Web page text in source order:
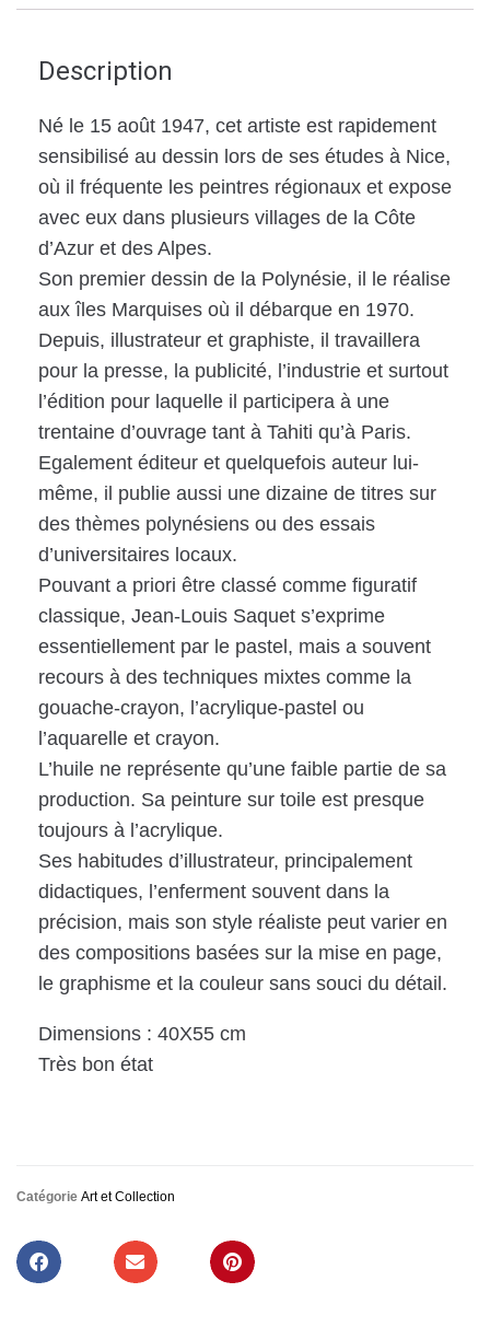
Description
Né le 15 août 1947, cet artiste est rapidement
sensibilisé au dessin lors de ses études à Nice,
où il fréquente les peintres régionaux et expose
avec eux dans plusieurs villages de la Côte
d’Azur et des Alpes.
Son premier dessin de la Polynésie, il le réalise
aux îles Marquises où il débarque en 1970.
Depuis, illustrateur et graphiste, il travaillera
pour la presse, la publicité, l’industrie et surtout
l’édition pour laquelle il participera à une
trentaine d’ouvrage tant à Tahiti qu’à Paris.
Egalement éditeur et quelquefois auteur lui-
même, il publie aussi une dizaine de titres sur
des thèmes polynésiens ou des essais
d’universitaires locaux.
Pouvant a priori être classé comme figuratif
classique, Jean-Louis Saquet s’exprime
essentiellement par le pastel, mais a souvent
recours à des techniques mixtes comme la
gouache-crayon, l’acrylique-pastel ou
l’aquarelle et crayon.
L’huile ne représente qu’une faible partie de sa
production. Sa peinture sur toile est presque
toujours à l’acrylique.
Ses habitudes d’illustrateur, principalement
didactiques, l’enferment souvent dans la
précision, mais son style réaliste peut varier en
des compositions basées sur la mise en page,
le graphisme et la couleur sans souci du détail.
Dimensions : 40X55 cm
Très bon état
Catégorie Art et Collection